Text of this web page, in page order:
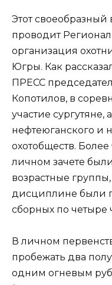
Этот своеобразный
проводит
организация
Югры. Как
ПРЕСС
Копотилов, в
участие сургутяне,
нефтеюганского и
охотобществ.
личном зачете
возрастные
дисциплине были
сборных по четыре
В личном
пробежать два
одним огневым